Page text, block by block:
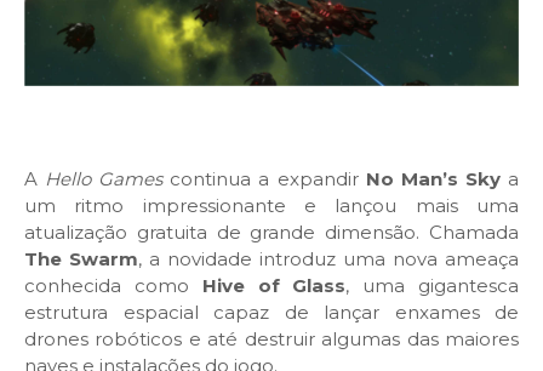
A Hello Gamescontinua a expandir No Man’s Skya
um ritmo impressionante e lançou mais uma
atualização gratuita de grande dimensão. Chamada
The Swarm, a novidade introduz uma nova ameaça
conhecida como Hive of Glass, uma gigantesca
estrutura espacial capaz de lançar enxames de
drones robóticos e até destruir algumas das maiores
naves e instalações do jogo.